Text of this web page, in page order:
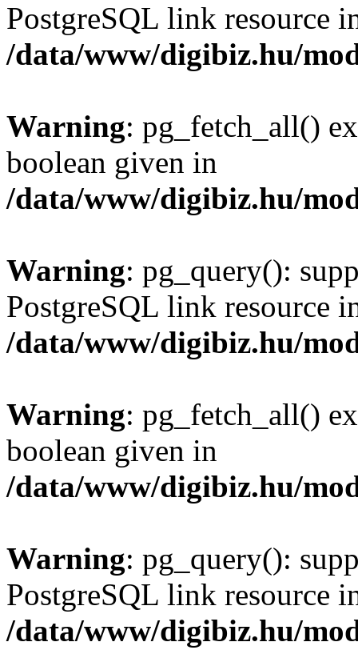
PostgreSQL link resource
/data/www/digibiz.hu/
Warning: pg_fetch_all()
boolean given in
/data/www/digibiz.hu/
Warning: pg_query():
PostgreSQL link resource
/data/www/digibiz.hu/
Warning: pg_fetch_all()
boolean given in
/data/www/digibiz.hu/
Warning: pg_query():
PostgreSQL link resource
/data/www/digibiz.hu/